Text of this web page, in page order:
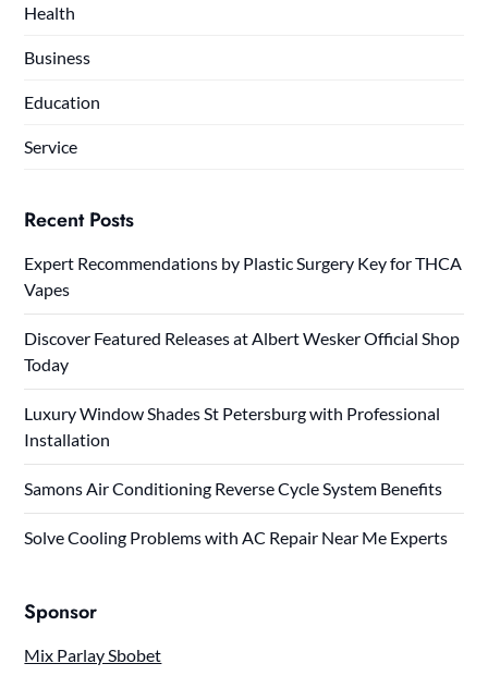
Health
Business
Education
Service
Recent Posts
Expert Recommendations by Plastic Surgery Key for THCA
Vapes
Discover Featured Releases at Albert Wesker Official Shop
Today
Luxury Window Shades St Petersburg with Professional
Installation
Samons Air Conditioning Reverse Cycle System Benefits
Solve Cooling Problems with AC Repair Near Me Experts
Sponsor
Mix Parlay Sbobet